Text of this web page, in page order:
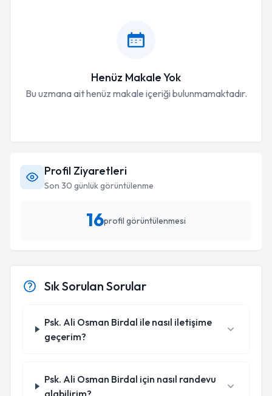
Henüz Makale Yok
Bu uzmana ait henüz makale içeriği bulunmamaktadır.
Profil Ziyaretleri
Son 30 günlük görüntülenme
16profil görüntülenmesi
Sık Sorulan Sorular
Psk. Ali Osman Birdal ile nasıl iletişime
geçerim?
Psk. Ali Osman Birdal için nasıl randevu
alabilirim?